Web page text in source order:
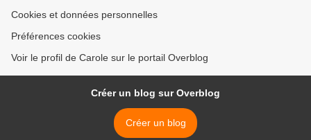
Cookies et données personnelles
Préférences cookies
Voir le profil de Carole sur le portail Overblog
Créer un blog sur Overblog
Créer un blog